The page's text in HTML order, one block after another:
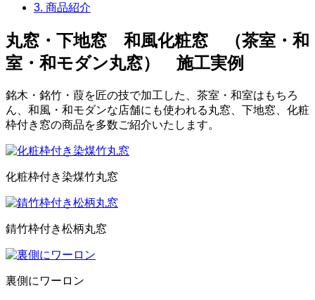
3. 商品紹介
丸窓・下地窓 和風化粧窓 （茶室・和
室・和モダン丸窓） 施工実例
銘木・銘竹・葭を匠の技で加工した、茶室・和室はもちろ
ん、和風・和モダンな店舗にも使われる丸窓、下地窓、化粧
枠付き窓の商品を多数ご紹介いたします。
化粧枠付き染煤竹丸窓
錆竹枠付き松柄丸窓
裏側にワーロン